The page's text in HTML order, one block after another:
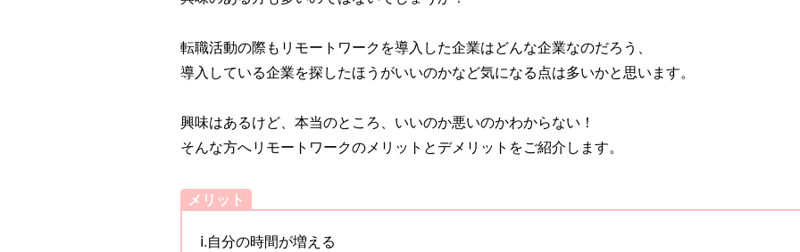
転職活動の際もリモートワークを導入した企業はどんな企業なのだろう、
導入している企業を探したほうがいいのかなど気になる点は多いかと思います。
興味はあるけど、本当のところ、いいのか悪いのかわからない！
そんな方へリモートワークのメリットとデメリットをご紹介します。
メリット
ⅰ.自分の時間が増える